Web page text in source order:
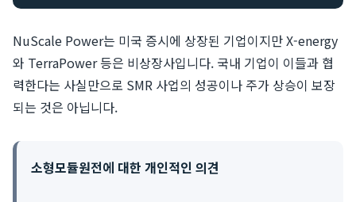
NuScale Power는 미국 증시에 상장된 기업이지만 X-energy
와 TerraPower 등은 비상장사입니다. 국내 기업이 이들과 협
력한다는 사실만으로 SMR 사업의 성공이나 주가 상승이 보장
되는 것은 아닙니다.
소형모듈원전에 대한 개인적인 의견